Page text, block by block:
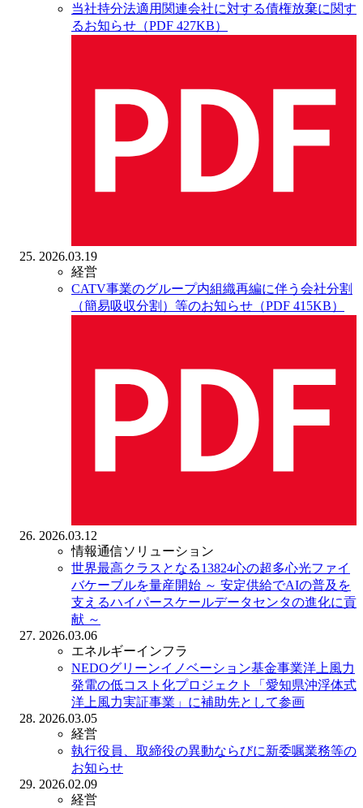
当社持分法適用関連会社に対する債権放棄に関す
るお知らせ（PDF 427KB）
2026.03.19
経営
CATV事業のグループ内組織再編に伴う会社分割
（簡易吸収分割）等のお知らせ（PDF 415KB）
2026.03.12
情報通信ソリューション
世界最高クラスとなる13824心の超多心光ファイ
バケーブルを量産開始 ～ 安定供給でAIの普及を
支えるハイパースケールデータセンタの進化に貢
献 ～
2026.03.06
エネルギーインフラ
NEDOグリーンイノベーション基金事業洋上風力
発電の低コスト化プロジェクト「愛知県沖浮体式
洋上風力実証事業」に補助先として参画
2026.03.05
経営
執行役員、取締役の異動ならびに新委嘱業務等の
お知らせ
2026.02.09
経営